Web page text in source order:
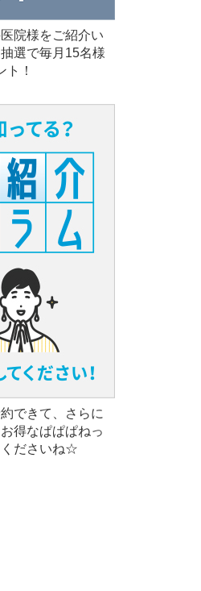
院様をご紹介い
選で毎月15名様
！
できて、さらに
得なぱぱぱねっ
くださいね☆